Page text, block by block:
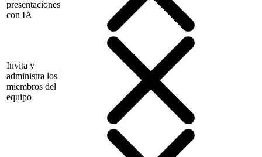
presentaciones
con IA
Invita y
administra los
miembros del
equipo